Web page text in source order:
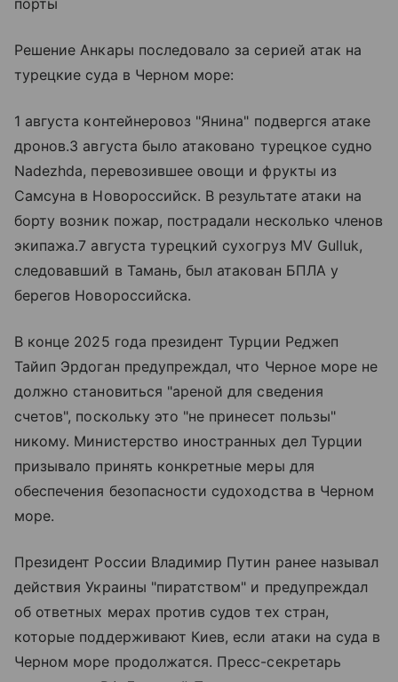
порты
Решение Анкары последовало за серией атак на
турецкие суда в Черном море:
1 августа контейнеровоз "Янина" подвергся атаке
дронов.3 августа было атаковано турецкое судно
Nadezhda, перевозившее овощи и фрукты из
Самсуна в Новороссийск. В результате атаки на
борту возник пожар, пострадали несколько членов
экипажа.7 августа турецкий сухогруз MV Gulluk,
следовавший в Тамань, был атакован БПЛА у
берегов Новороссийска.
В конце 2025 года президент Турции Реджеп
Тайип Эрдоган предупреждал, что Черное море не
должно становиться "ареной для сведения
счетов", поскольку это "не принесет пользы"
никому. Министерство иностранных дел Турции
призывало принять конкретные меры для
обеспечения безопасности судоходства в Черном
море.
Президент России Владимир Путин ранее называл
действия Украины "пиратством" и предупреждал
об ответных мерах против судов тех стран,
которые поддерживают Киев, если атаки на суда в
Черном море продолжатся. Пресс-секретарь